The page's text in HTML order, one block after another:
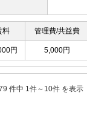
料 管理費/共益費
円 5,000円
件中 1件～10件 を表示